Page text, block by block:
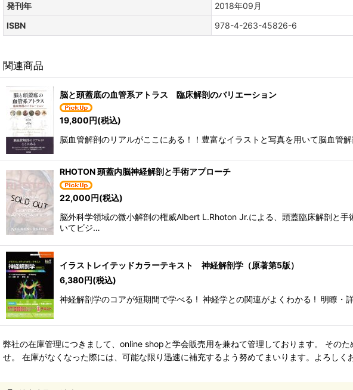
発刊年
2018年09月
ISBN
978-4-263-45826-6
関連商品
脳と頭蓋底の血管系アトラス 臨床解剖のバリエーション
19,800 円(税込)
脳血管解剖のリアルがここにある！！豊富なイラストと写真を用いて脳血管
RHOTON 頭蓋内脳神経解剖と手術アプローチ
22,000円(税込)
脳外科学領域の微小解剖の権威Albert L.Rhoton Jr.による、頭蓋臨床解剖と
いてビジ…
イラストレイテッドカラーテキスト 神経解剖学（原著第5版）
6,380円(税込)
神経解剖学のコアが短期間で学べる ! 神経学との関連がよくわかる ! 明瞭
弊社の在庫管理につきまして、online shopと学会販売用を兼ねて管理しております。 その
せ。 在庫がなくなった際には、可能な限り迅速に補充するよう努めてまいります。よろしく